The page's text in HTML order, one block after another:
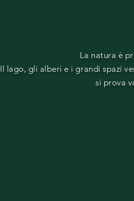
La natura è
Il lago, gli alberi e i grandi spazi
si prova